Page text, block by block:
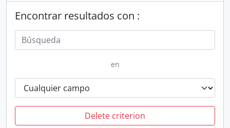
Encontrar resultados con :
en
Delete criterion